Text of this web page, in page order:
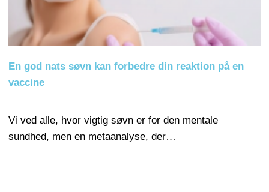
En god nats søvn kan forbedre din reaktion på en
vaccine
Vi ved alle, hvor vigtig søvn er for den mentale
sundhed, men en metaanalyse, der…